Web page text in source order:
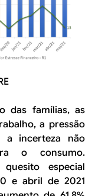
das famílias, as
a pressão
a incerteza não
o consumo.
especial
e abril de 2021